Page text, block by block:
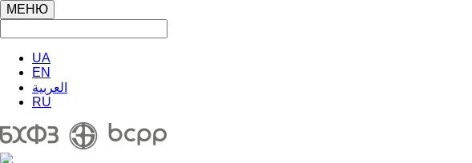
МЕНЮ
UA
EN
العربية
RU